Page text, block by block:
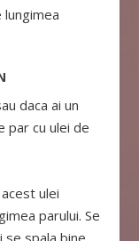
daca ai un
par cu ulei de
ulei
parului. Se
se spala bine